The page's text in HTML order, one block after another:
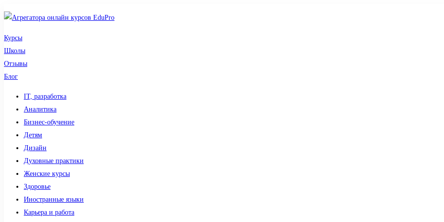
Курсы
Школы
Отзывы
Блог
IT, разработка
Аналитика
Бизнес-обучение
Детям
Дизайн
Духовные практики
Женские курсы
Здоровье
Иностранные языки
Карьера и работа